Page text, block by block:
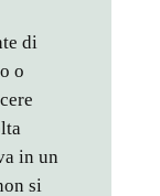
di
o
in un
si